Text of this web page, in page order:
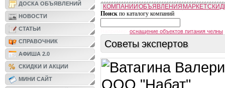
ДОСКА ОБЪЯВЛЕНИЙ
НОВОСТИ
СТАТЬИ
СПРАВОЧНИК
АФИША 2.0
СКИДКИ И АКЦИИ
МИНИ САЙТ
КОМПАНИИ ОБЪЯВЛЕНИЯ МАРКЕТ
Поиск по каталогу компаний
оснащение объектов питания челны
Советы экспертов